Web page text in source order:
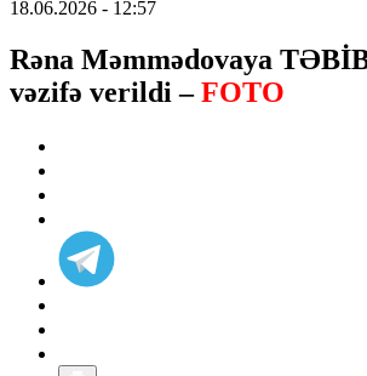
18.06.2026 - 12:57
Rəna Məmmədovaya
vəzifə verildi –FOTO